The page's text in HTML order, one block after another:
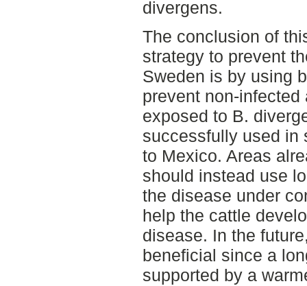
divergens.
The conclusion of
strategy to prevent
Sweden is by using
prevent non-
exposed to B.
successfully used in
to Mexico. Areas
should instead use
the disease under
help the cattle
disease. In the
beneficial since a
supported by a